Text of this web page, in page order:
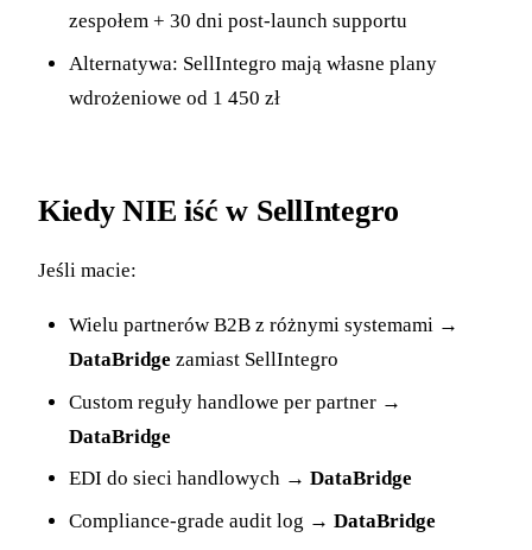
zespołem + 30 dni post-launch supportu
Alternatywa: SellIntegro mają własne plany
wdrożeniowe od 1 450 zł
Kiedy NIE iść w SellIntegro
Jeśli macie:
Wielu partnerów B2B z różnymi systemami →
DataBridge zamiast SellIntegro
Custom reguły handlowe per partner →
DataBridge
EDI do sieci handlowych → DataBridge
Compliance-grade audit log → DataBridge